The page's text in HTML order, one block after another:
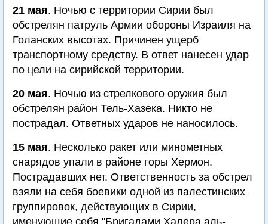
21 мая. Ночью с территории Сирии был
обстрелян патруль Армии обороны Израиля на
Голанских высотах. Причинен ущерб
транспортному средству. В ответ нанесен удар
по цели на сирийской территории.
20 мая. Ночью из стрелкового оружия был
обстрелян район Тель-Хазека. Никто не
пострадал. Ответных ударов не наносилось.
15 мая. Несколько ракет или минометных
снарядов упали в районе горы Хермон.
Пострадавших нет. Ответственность за обстрел
взяли на себя боевики одной из палестинских
группировок, действующих в Сирии,
именующие себя "Бригадами Хадера аль-